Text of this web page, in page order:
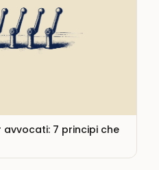
7 principi che